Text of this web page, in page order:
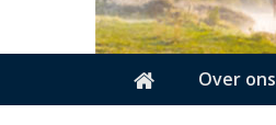
Over ons